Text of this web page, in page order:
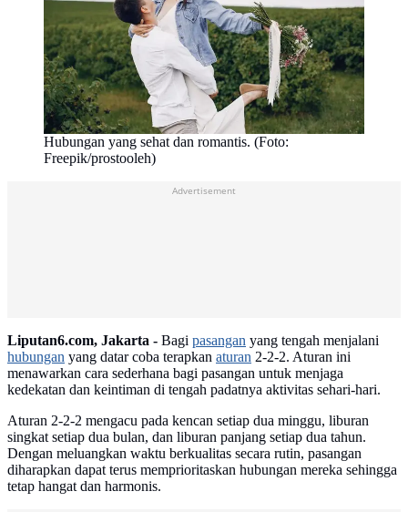
Hubungan yang sehat dan romantis. (Foto:
Freepik/prostooleh)
Advertisement
Liputan6.com, Jakarta - Bagi pasangan yang tengah menjalani
hubungan yang datar coba terapkan aturan 2-2-2. Aturan ini
menawarkan cara sederhana bagi pasangan untuk menjaga
kedekatan dan keintiman di tengah padatnya aktivitas sehari-hari.
Aturan 2-2-2 mengacu pada kencan setiap dua minggu, liburan
singkat setiap dua bulan, dan liburan panjang setiap dua tahun.
Dengan meluangkan waktu berkualitas secara rutin, pasangan
diharapkan dapat terus memprioritaskan hubungan mereka sehingga
tetap hangat dan harmonis.